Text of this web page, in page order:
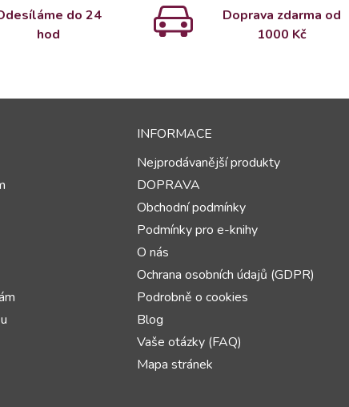
do 24
hod
Doprava zdarma od
1000 Kč
INFORMACE
Nejprodávanější produkty
DOPRAVA
Obchodní podmínky
Podmínky pro e-knihy
O nás
Ochrana osobních údajů (GDPR)
Podrobně o cookies
Blog
Vaše otázky (FAQ)
Mapa stránek